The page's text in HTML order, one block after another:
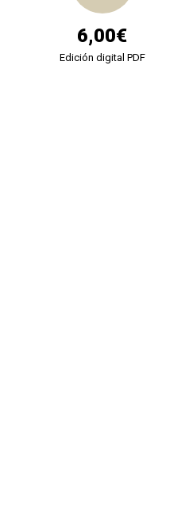
6,00€
Edición digital PDF